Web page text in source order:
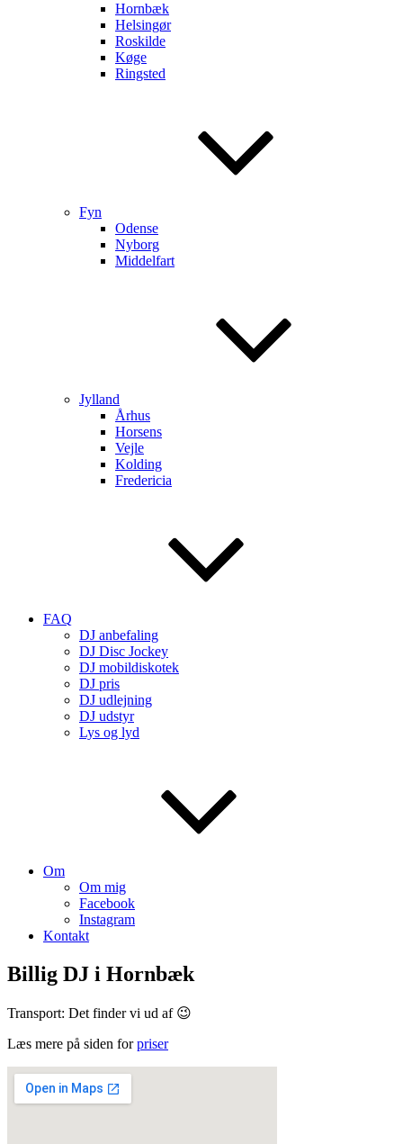
Hornbæk
Helsingør
Roskilde
Køge
Ringsted
Fyn
Odense
Nyborg
Middelfart
Jylland
Århus
Horsens
Vejle
Kolding
Fredericia
FAQ
DJ anbefaling
DJ Disc Jockey
DJ mobildiskotek
DJ pris
DJ udlejning
DJ udstyr
Lys og lyd
Om
Om mig
Facebook
Instagram
Kontakt
Billig DJ i Hornbæk
Transport: Det finder vi ud af 😉
Læs mere på siden forpriser